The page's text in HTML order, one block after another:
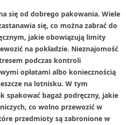
się od dobrego pakowania. Wiele
się, co można zabrać do
jakie obowiązują limity
na pokładzie. Nieznajomość
podczas kontroli
opłatami albo koniecznością
na lotnisku. W tym
spakować bagaż podręczny, jakie
co wolno przewozić w
przedmioty są zabronione w